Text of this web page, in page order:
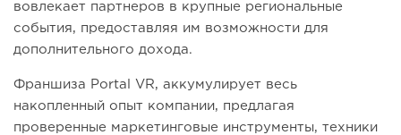
вовлекает партнеров в крупные региональные
события, предоставляя им возможности для
дополнительного дохода.
Франшиза Portal VR, аккумулирует весь
накопленный опыт компании, предлагая
проверенные маркетинговые инструменты, техники